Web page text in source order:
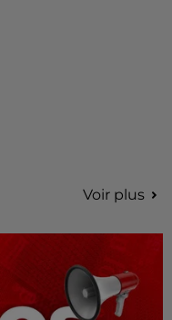
Voir plus